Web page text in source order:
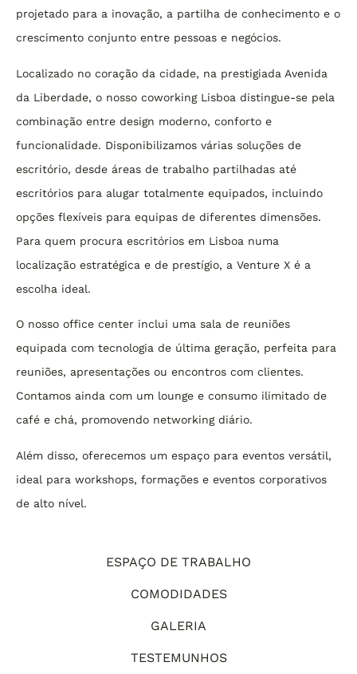
projetado para a inovação, a partilha de conhecimento e o
crescimento conjunto entre pessoas e negócios.
Localizado no coração da cidade, na prestigiada Avenida
da Liberdade, o nosso coworking Lisboa distingue-se pela
combinação entre design moderno, conforto e
funcionalidade. Disponibilizamos várias soluções de
escritório, desde áreas de trabalho partilhadas até
escritórios para alugar totalmente equipados, incluindo
opções flexíveis para equipas de diferentes dimensões.
Para quem procura escritórios em Lisboa numa
localização estratégica e de prestígio, a Venture X é a
escolha ideal.
O nosso office center inclui uma sala de reuniões
equipada com tecnologia de última geração, perfeita para
reuniões, apresentações ou encontros com clientes.
Contamos ainda com um lounge e consumo ilimitado de
café e chá, promovendo networking diário.
Além disso, oferecemos um espaço para eventos versátil,
ideal para workshops, formações e eventos corporativos
de alto nível.
ESPAÇO DE TRABALHO
COMODIDADES
GALERIA
TESTEMUNHOS